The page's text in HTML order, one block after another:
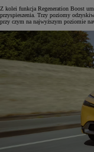
Z kolei funkcja Regeneration Boost
przyspieszenia. Trzy poziomy
przy czym na najwyższym poziomie